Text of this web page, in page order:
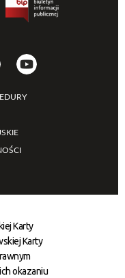
Karty
Karty
okazaniu